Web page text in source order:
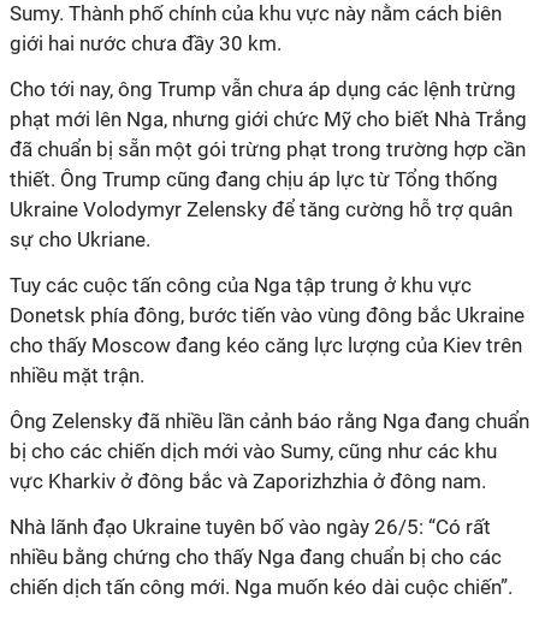
Sumy. Thành phố chính của khu vực này nằm cách biên
giới hai nước chưa đầy 30 km.
Cho tới nay, ông Trump vẫn chưa áp dụng các lệnh trừng
phạt mới lên Nga, nhưng giới chức Mỹ cho biết Nhà Trắng
đã chuẩn bị sẵn một gói trừng phạt trong trường hợp cần
thiết. Ông Trump cũng đang chịu áp lực từ Tổng thống
Ukraine Volodymyr Zelensky để tăng cường hỗ trợ quân
sự cho Ukriane.
Tuy các cuộc tấn công của Nga tập trung ở khu vực
Donetsk phía đông, bước tiến vào vùng đông bắc Ukraine
cho thấy Moscow đang kéo căng lực lượng của Kiev trên
nhiều mặt trận.
Ông Zelensky đã nhiều lần cảnh báo rằng Nga đang chuẩn
bị cho các chiến dịch mới vào Sumy, cũng như các khu
vực Kharkiv ở đông bắc và Zaporizhzhia ở đông nam.
Nhà lãnh đạo Ukraine tuyên bố vào ngày 26/5: “Có rất
nhiều bằng chứng cho thấy Nga đang chuẩn bị cho các
chiến dịch tấn công mới. Nga muốn kéo dài cuộc chiến”.